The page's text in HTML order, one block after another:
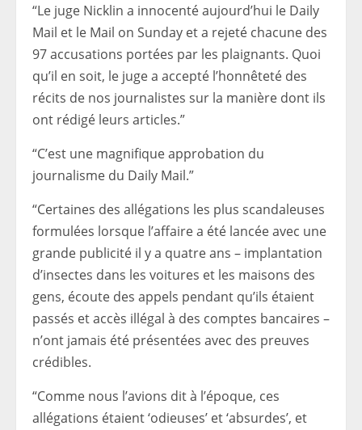
“Le juge Nicklin a innocenté aujourd’hui le Daily
Mail et le Mail on Sunday et a rejeté chacune des
97 accusations portées par les plaignants. Quoi
qu’il en soit, le juge a accepté l’honnêteté des
récits de nos journalistes sur la manière dont ils
ont rédigé leurs articles.”
“C’est une magnifique approbation du
journalisme du Daily Mail.”
“Certaines des allégations les plus scandaleuses
formulées lorsque l’affaire a été lancée avec une
grande publicité il y a quatre ans – implantation
d’insectes dans les voitures et les maisons des
gens, écoute des appels pendant qu’ils étaient
passés et accès illégal à des comptes bancaires –
n’ont jamais été présentées avec des preuves
crédibles.
“Comme nous l’avions dit à l’époque, ces
allégations étaient ‘odieuses’ et ‘absurdes’, et